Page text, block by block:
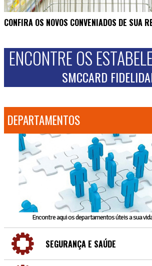
CONFIRA OS NOVOS CONVENIADOS DE SUA
ENCONTRE OS
SMCCARD
DEPARTAMENTOS
Encontre aqui os departamentos úteis a sua
SEGURANÇA E SAÚDE